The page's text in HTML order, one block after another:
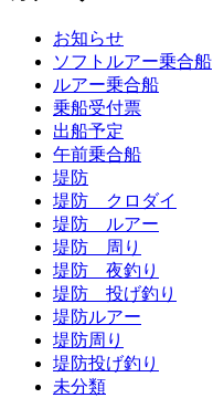
お知らせ
ソフトルアー乗合船
ルアー乗合船
乗船受付票
出船予定
午前乗合船
堤防
堤防 クロダイ
堤防 ルアー
堤防 周り
堤防 夜釣り
堤防 投げ釣り
堤防ルアー
堤防周り
堤防投げ釣り
未分類